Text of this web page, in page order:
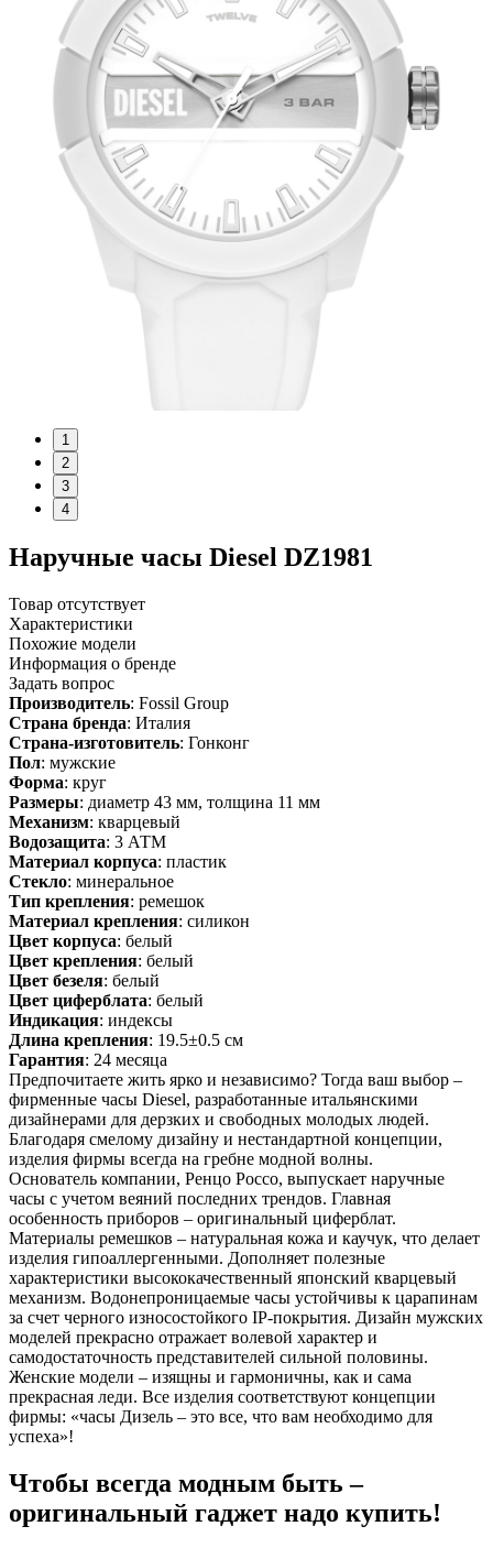
1
2
3
4
Наручные часы Diesel DZ1981
Товар отсутствует
Характеристики
Похожие модели
Информация о бренде
Задать вопрос
Производитель: Fossil Group
Страна бренда: Италия
Страна-изготовитель: Гонконг
Пол: мужские
Форма: круг
Размеры: диаметр 43 мм, толщина 11 мм
Механизм: кварцевый
Водозащита: 3 АТМ
Материал корпуса: пластик
Стекло: минеральное
Тип крепления: ремешок
Материал крепления: силикон
Цвет корпуса: белый
Цвет крепления: белый
Цвет безеля: белый
Цвет циферблата: белый
Индикация: индексы
Длина крепления: 19.5±0.5 см
Гарантия: 24 месяца
Предпочитаете жить ярко и независимо? Тогда ваш выбор –
фирменные часы Diesel, разработанные итальянскими
дизайнерами для дерзких и свободных молодых людей.
Благодаря смелому дизайну и нестандартной концепции,
изделия фирмы всегда на гребне модной волны.
Основатель компании, Ренцо Россо, выпускает наручные
часы с учетом веяний последних трендов. Главная
особенность приборов – оригинальный циферблат.
Материалы ремешков – натуральная кожа и каучук, что делает
изделия гипоаллергенными. Дополняет полезные
характеристики высококачественный японский кварцевый
механизм. Водонепроницаемые часы устойчивы к царапинам
за счет черного износостойкого IP-покрытия. Дизайн мужских
моделей прекрасно отражает волевой характер и
самодостаточность представителей сильной половины.
Женские модели – изящны и гармоничны, как и сама
прекрасная леди. Все изделия соответствуют концепции
фирмы: «часы Дизель – это все, что вам необходимо для
успеха»!
Чтобы всегда модным быть –
оригинальный гаджет надо купить!